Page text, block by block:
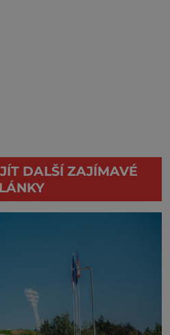
DALŠÍ ZAJÍMAVÉ